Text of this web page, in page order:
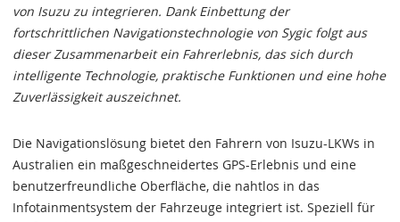
von Isuzu zu integrieren. Dank Einbettung der
fortschrittlichen Navigationstechnologie von Sygic folgt aus
dieser Zusammenarbeit ein Fahrerlebnis, das sich durch
intelligente Technologie, praktische Funktionen und eine hohe
Zuverlässigkeit auszeichnet.
Die Navigationslösung bietet den Fahrern von Isuzu-LKWs in
Australien ein maßgeschneidertes GPS-Erlebnis und eine
benutzerfreundliche Oberfläche, die nahtlos in das
Infotainmentsystem der Fahrzeuge integriert ist. Speziell für